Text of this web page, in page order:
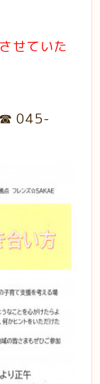
せていた
☎ 045-